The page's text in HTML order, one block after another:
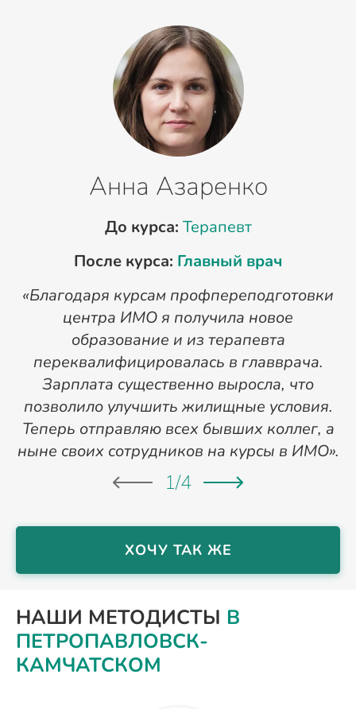
Анна Азаренко
До курса: Терапевт
После курса: Главный врач
«Благодаря курсам профпереподготовки
центра ИМО я получила новое
образование и из терапевта
переквалифицировалась в главврача.
Зарплата существенно выросла, что
позволило улучшить жилищные условия.
Теперь отправляю всех бывших коллег, а
ныне своих сотрудников на курсы в ИМО».
1/4
ХОЧУ ТАК ЖЕ
НАШИ МЕТОДИСТЫ В
ПЕТРОПАВЛОВСК-
КАМЧАТСКОМ